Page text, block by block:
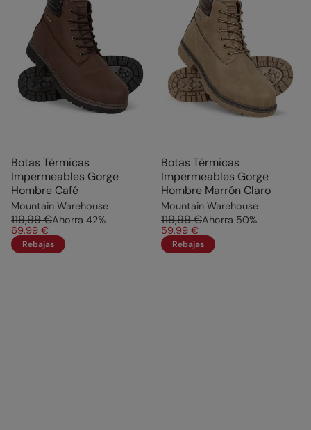
Botas Térmicas
Impermeables Gorge
Hombre Café
Mountain Warehouse
119,99 €Ahorra 42%
69,99 €
Rebajas
Botas Térmicas
Impermeables Gorge
Hombre Marrón Claro
Mountain Warehouse
119,99 €Ahorra 50%
59,99 €
Rebajas